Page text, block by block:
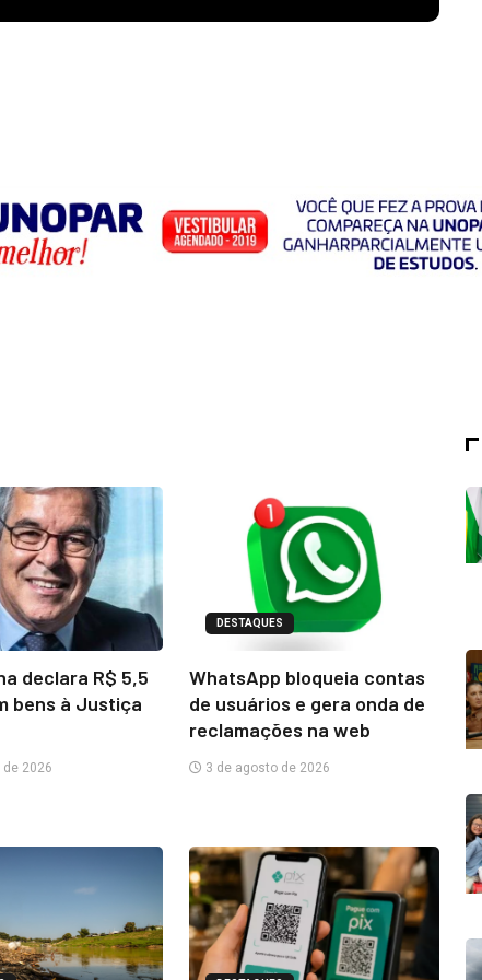
declara R$ 5,5
bens à Justiça
2026
DESTAQUES
WhatsApp bloqueia contas
de usuários e gera onda de
reclamações na web
3 de agosto de 2026